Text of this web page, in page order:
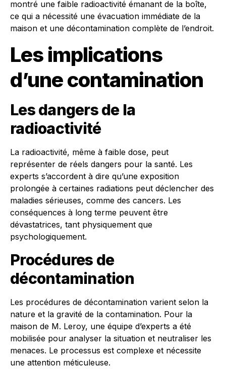
montré une faible radioactivité émanant de la boîte,
ce qui a nécessité une évacuation immédiate de la
maison et une décontamination complète de l’endroit.
Les implications
d’une contamination
Les dangers de la
radioactivité
La radioactivité, même à faible dose, peut
représenter de réels dangers pour la santé. Les
experts s’accordent à dire qu’une exposition
prolongée à certaines radiations peut déclencher des
maladies sérieuses, comme des cancers. Les
conséquences à long terme peuvent être
dévastatrices, tant physiquement que
psychologiquement.
Procédures de
décontamination
Les procédures de décontamination varient selon la
nature et la gravité de la contamination. Pour la
maison de M. Leroy, une équipe d’experts a été
mobilisée pour analyser la situation et neutraliser les
menaces. Le processus est complexe et nécessite
une attention méticuleuse.